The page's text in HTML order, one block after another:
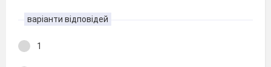
варіанти відповідей
1